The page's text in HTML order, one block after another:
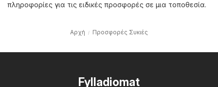
πληροφορίες για τις ειδικές προσφορές σε μια τοποθεσία.
Αρχή Προσφορές Συκιές
Fylladiomat